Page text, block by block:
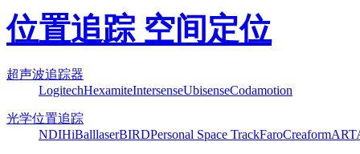
位置追踪 空间定位
超声波追踪器
LogitechHexamiteIntersenseUbisenseCodamotion
光学位置追踪
NDIHiBalllaserBIRDPersonal Space TrackFaroCreaformART